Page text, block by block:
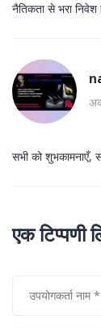
नैतिकता से भरा निवेश
सभी को शुभकामनाएँ,
एक टिप्पणी